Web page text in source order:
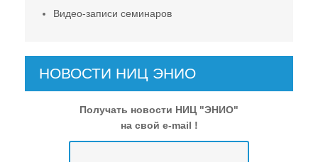
Видео-записи семинаров
НОВОСТИ НИЦ ЭНИО
Получать новости НИЦ "ЭНИО"
на свой e-mail !